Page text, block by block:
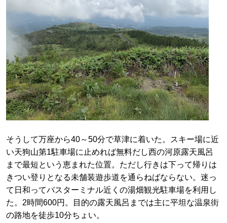
そうして万座から40～50分で草津に着いた。スキー場に近
い天狗山第1駐車場に止めれば無料だし西の河原露天風呂
まで最短という恵まれた位置。ただし行きは下って帰りは
きつい登りとなる未舗装遊歩道を通らねばならない。迷っ
て日和ってバスターミナル近くの湯畑観光駐車場を利用し
た。2時間600円。目的の露天風呂までは主に平坦な温泉街
の路地を徒歩10分ちょい。